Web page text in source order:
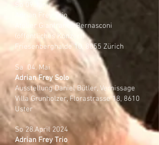
So 09.Juni
Adrian Frey Trio
Atelier Gianfranco Bernasconi
(öffentliches Konzert)
Friesenberghalde 10, 8055 Zürich
Sa 04. Mai
Adrian Frey Solo
Ausstellung Daniel Bütler, Vernissage
Villa Grunholzer, Florastrasse 18, 8610
Uster
So 28.April 2024
Adrian Frey Trio